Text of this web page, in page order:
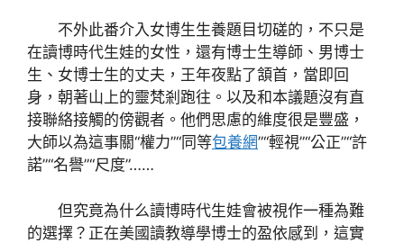
不外此番介入女博生生養題目切磋的，不只是
在讀博時代生娃的女性，還有博士生導師、男博士
生、女博士生的丈夫，王年夜點了頷首，當即回
身，朝著山上的靈梵剎跑往。以及和本議題沒有直
接聯絡接觸的傍觀者。他們思慮的維度很是豐盛，
大師以為這事關“權力”“同等包養網”“輕視”“公正”“許
諾”“名譽”“尺度”……
但究竟為什么讀博時代生娃會被視作一種為難
的選擇？正在美國讀教導學博士的盈依感到，這實